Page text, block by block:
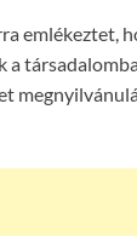
emlékeztet,
a